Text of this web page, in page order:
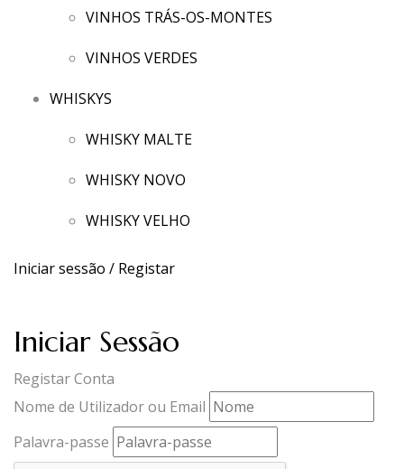
VINHOS TRÁS-OS-MONTES
VINHOS VERDES
WHISKYS
WHISKY MALTE
WHISKY NOVO
WHISKY VELHO
Iniciar sessão / Registar
Iniciar Sessão
Registar Conta
Nome de Utilizador ou Email
Palavra-passe